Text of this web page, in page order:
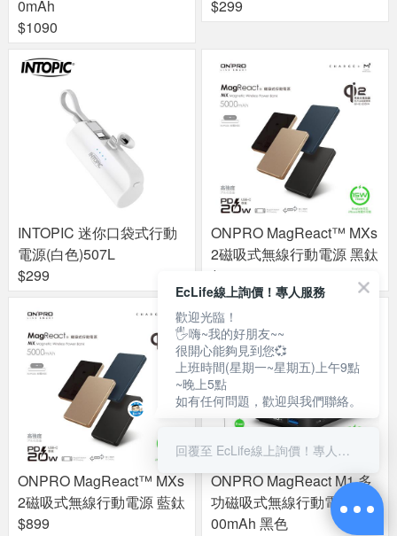
0mAh
$1090
$299
INTOPIC 迷你口袋式行動
電源(白色)507L
$299
ONPRO MagReact™ MXs
2磁吸式無線行動電源 黑鈦
$899
ONPRO MagReact™ MXs
2磁吸式無線行動電源 藍鈦
$899
ONPRO MagReact M1 多
功磁吸式無線行動電源100
00mAh 黑色
EcLife線上詢價！專人服務
歡迎光臨！
🖐嗨~我的好朋友~~
很開心能夠見到您💞
上班時間(星期一~星期五)上午9點
~晚上5點
如有任何問題，歡迎與我們聯絡。
回覆至 EcLife線上詢價！專人服務